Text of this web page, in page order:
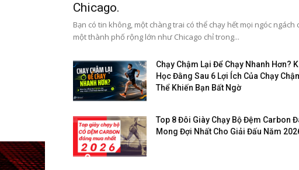
Chicago.
Bạn có tin không, một chàng trai có thể chạy hết mọi ngóc ngách
một thành phố rộng lớn như Chicago chỉ trong...
Chạy Chậm Lại Để Chạy Nhanh Hơn?
Học Đằng Sau 6 Lợi Ích Của Chạy
Thể Khiến Bạn Bất Ngờ
Top 8 Đôi Giày Chạy Bộ Đệm Carbon
Mong Đợi Nhất Cho Giải Đấu Năm